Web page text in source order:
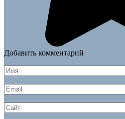
Добавить комментарий
Имя
*
Email
*
Сайт